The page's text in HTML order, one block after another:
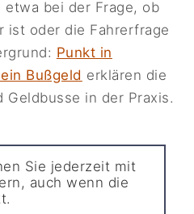
bei der Frage, ob
ist oder die Fahrerfrage
Punkt in
Bußgeld erklären die
Geldbusse in der Praxis.
Sie jederzeit mit
auch wenn die